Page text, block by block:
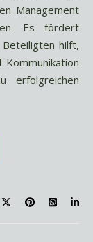
Management
Es fördert
hilft,
erfolgreichen